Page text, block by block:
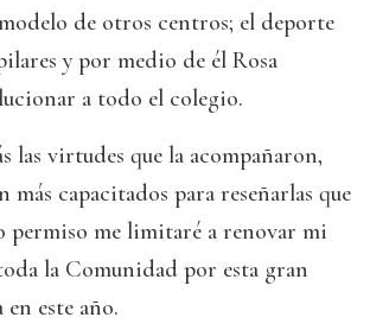
de otros centros; el deporte
y por medio de él Rosa
a todo el colegio.
las virtudes que la acompañaron,
más capacitados para reseñarlas que
permiso me limitaré a renovar mi
la Comunidad por esta gran
este año.